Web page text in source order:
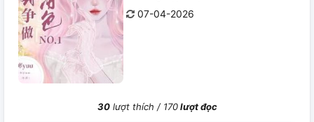
07-04-2026
30lượt thích / 170lượt đọc